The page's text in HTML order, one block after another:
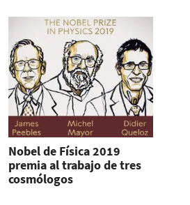
Nobel de Física 2019
premia al trabajo de tres
cosmólogos